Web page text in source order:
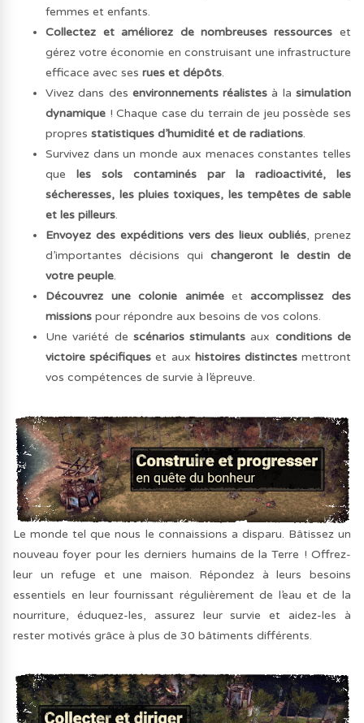
femmes et enfants.
Collectez et améliorez de nombreuses ressources et
gérez votre économie en construisant une infrastructure
efficace avec sesrues et dépôts.
Vivez dans des environnements réalistes à la simulation
dynamique ! Chaque case du terrain de jeu possède ses
propresstatistiques d’humidité et de radiations.
Survivez dans un monde aux menaces constantes telles
queles sols contaminés par la radioactivité, les
sécheresses, les pluies toxiques, les tempêtes de sable
et les pilleurs.
Envoyez des expéditions vers des lieux oubliés, prenez
d’importantes décisions qui changeront le destin de
votre peuple.
Découvrez une colonie animéeetaccomplissez des
missions pour répondre aux besoins de vos colons.
Une variété de scénarios stimulants aux conditions de
victoire spécifiques et aux histoires distinctesmettront
vos compétences de survie à l’épreuve.
Le monde tel que nous le connaissions a disparu. Bâtissez un
nouveau foyer pour les derniers humains de la Terre ! Offrez-
leur un refuge et une maison. Répondez à leurs besoins
essentiels en leur fournissant régulièrement de l’eau et de la
nourriture, éduquez-les, assurez leur survie et aidez-les à
rester motivés grâce à plus de 30 bâtiments différents.